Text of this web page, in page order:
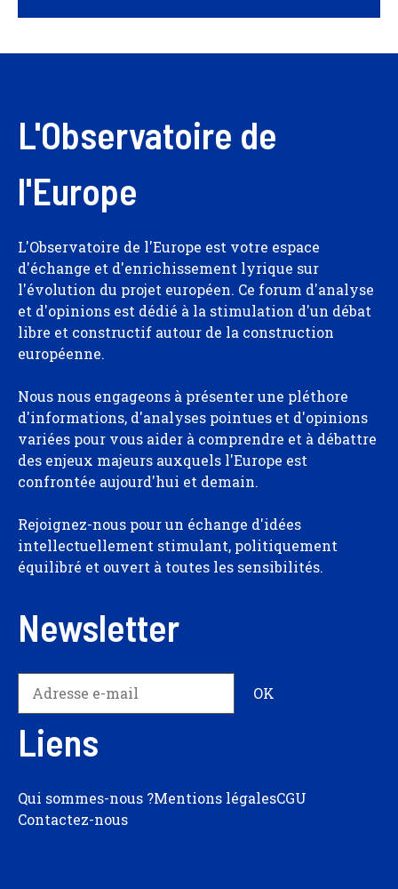
L'Observatoire de
l'Europe
L'Observatoire de l'Europe est votre espace
d'échange et d'enrichissement lyrique sur
l'évolution du projet européen. Ce forum d'analyse
et d'opinions est dédié à la stimulation d'un débat
libre et constructif autour de la construction
européenne.
Nous nous engageons à présenter une pléthore
d'informations, d'analyses pointues et d'opinions
variées pour vous aider à comprendre et à débattre
des enjeux majeurs auxquels l'Europe est
confrontée aujourd'hui et demain.
Rejoignez-nous pour un échange d'idées
intellectuellement stimulant, politiquement
équilibré et ouvert à toutes les sensibilités.
Newsletter
Liens
Qui sommes-nous ?Mentions légalesCGU
Contactez-nous